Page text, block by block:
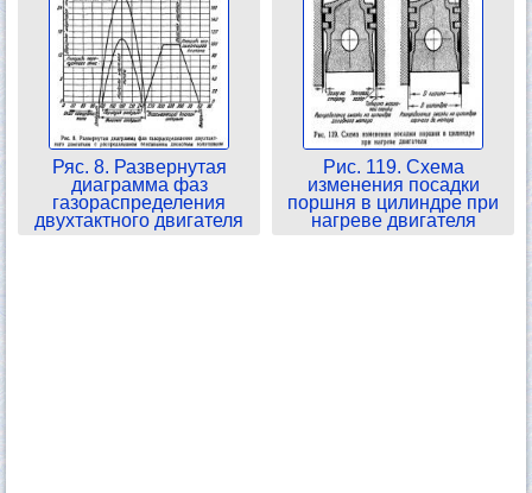
Ряс. 8. Развернутая
диаграмма фаз
газораспределения
двухтактного двигателя
Рис. 119. Схема
изменения посадки
поршня в цилиндре при
нагреве двигателя